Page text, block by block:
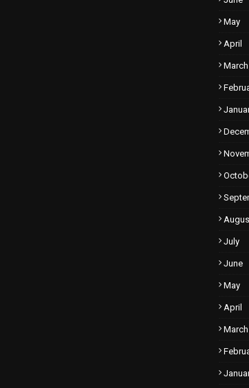
May
April
March
July
June
May
April
March